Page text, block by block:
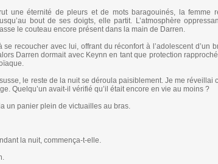
une éternité de pleurs et de mots baragouinés, la femme
bout de ses doigts, elle partit. L’atmosphère
le couteau encore présent dans la main de Darren.
se recoucher avec lui, offrant du réconfort à l’adolescent d’un
Darren dormait avec Keynn en tant que protection
le reste de la nuit se déroula paisiblement. Je me
Quelqu’un avait-il vérifié qu’il était encore en vie au moins ?
un panier plein de victuailles au bras.
la nuit, commença-t-elle.